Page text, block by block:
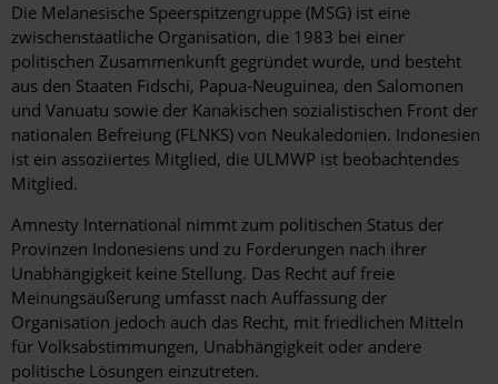
Die Melanesische Speerspitzengruppe (MSG) ist eine
zwischenstaatliche Organisation, die 1983 bei einer
politischen Zusammenkunft gegründet wurde, und besteht
aus den Staaten Fidschi, Papua-Neuguinea, den Salomonen
und Vanuatu sowie der Kanakischen sozialistischen Front der
nationalen Befreiung (FLNKS) von Neukaledonien. Indonesien
ist ein assoziiertes Mitglied, die ULMWP ist beobachtendes
Mitglied.
Amnesty International nimmt zum politischen Status der
Provinzen Indonesiens und zu Forderungen nach ihrer
Unabhängigkeit keine Stellung. Das Recht auf freie
Meinungsäußerung umfasst nach Auffassung der
Organisation jedoch auch das Recht, mit friedlichen Mitteln
für Volksabstimmungen, Unabhängigkeit oder andere
politische Lösungen einzutreten.